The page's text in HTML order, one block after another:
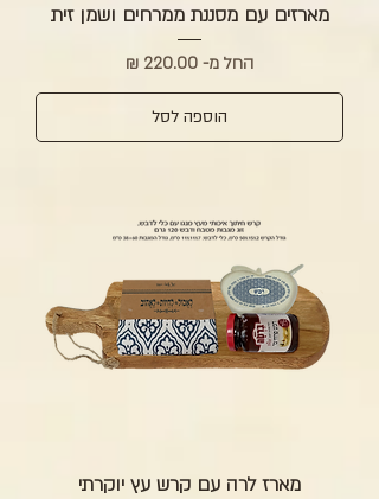
מארזים עם מסננת ממרחים ושמן זית
החל מ-
מחיר מבצע
הוספה לסל
מארז לרה עם קרש עץ יוקרתי